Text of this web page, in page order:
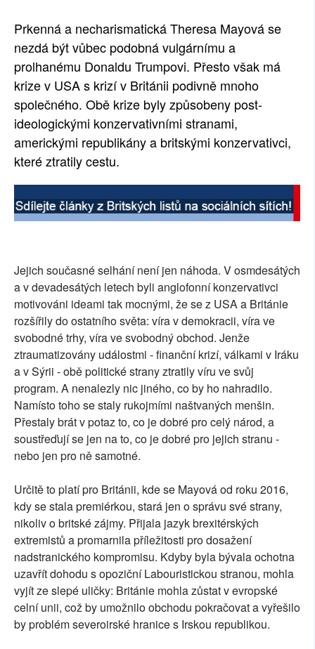
Prkenná a necharismatická Theresa Mayová se
nezdá být vůbec podobná vulgárnímu a
prolhanému Donaldu Trumpovi. Přesto však má
krize v USA s krizí v Británii podivně mnoho
společného. Obě krize byly způsobeny post-
ideologickými konzervativními stranami,
americkými republikány a britskými konzervativci,
které ztratily cestu.
Jejich současné selhání není jen náhoda. V osmdesátých
a v devadesátých letech byli anglofonní konzervativci
motivováni ideami tak mocnými, že se z USA a Británie
rozšířily do ostatního světa: víra v demokracii, víra ve
svobodné trhy, víra ve svobodný obchod. Jenže
ztraumatizovány událostmi - finanční krizí, válkami v Iráku
a v Sýrii - obě politické strany ztratily víru ve svůj
program. A nenalezly nic jiného, co by ho nahradilo.
Namísto toho se staly rukojmími naštvaných menšin.
Přestaly brát v potaz to, co je dobré pro celý národ, a
soustřeďují se jen na to, co je dobré pro jejich stranu -
nebo jen pro ně samotné.
Určitě to platí pro Británii, kde se Mayová od roku 2016,
kdy se stala premiérkou, stará jen o správu své strany,
nikoliv o britské zájmy. Přijala jazyk brexitérských
extremistů a promarnila příležitosti pro dosažení
nadstranického kompromisu. Kdyby byla bývala ochotna
uzavřít dohodu s opoziční Labouristickou stranou, mohla
vyjít ze slepé uličky: Británie mohla zůstat v evropské
celní unii, což by umožnilo obchodu pokračovat a vyřešilo
by problém severoirské hranice s Irskou republikou.